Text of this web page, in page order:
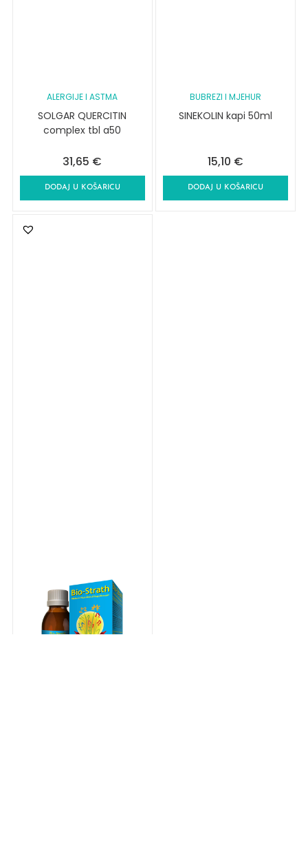
ALERGIJE I ASTMA
SOLGAR QUERCITIN
complex tbl a50
31,65 €
DODAJ U KOŠARICU
BUBREZI I MJEHUR
SINEKOLIN kapi 50ml
15,10 €
DODAJ U KOŠARICU